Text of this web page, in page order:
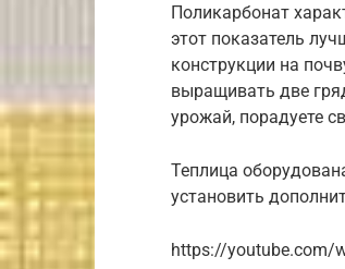
Поликарбонат
этот показатель
конструкции на
выращивать две
урожай, порадуете
Теплица
установить
https://youtube.com/